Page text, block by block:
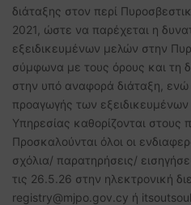
διάταξης στον περί
2021, ώστε να παρέχεται η
εξειδικευμένων μελών στην
σύμφωνα με τους όρους και τη
στην υπό αναφορά διάταξη, ενώ
προαγωγής των
Υπηρεσίας καθορίζονται στους
Προσκαλούνται όλοι οι
σχόλια/ παρατηρήσεις/
τις 26.5.26 στην ηλεκτρονική
registry@mjpo.gov.cy ή